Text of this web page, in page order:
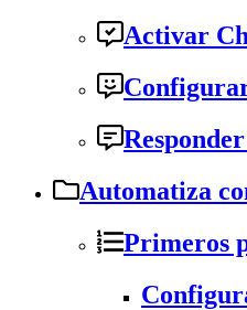
Activar
Automatiza
Primeros